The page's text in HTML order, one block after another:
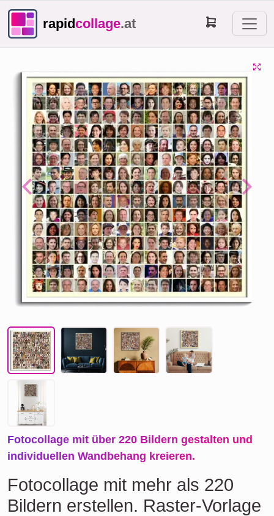
rapidcollage.at
Previous Next
Fotocollage mit über 220 Bildern gestalten und
individuellen Wandbehang kreieren.
Fotocollage mit mehr als 220
Bildern erstellen. Raster-Vorlage